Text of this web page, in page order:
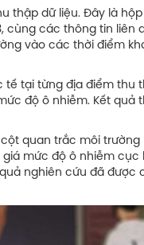
thập dữ liệu. Đây là
cùng các thông tin liên
vào các thời điểm
tế tại từng địa điểm thu
độ ô nhiễm. Kết quả
cột quan trắc môi trường
giá mức độ ô nhiễm cục
nghiên cứu đã được